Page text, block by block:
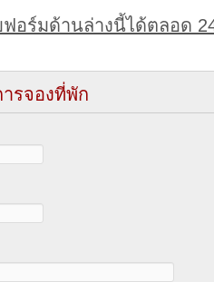
อร์มด้านล่างนี้ได้ตลอด
รจองที่พัก